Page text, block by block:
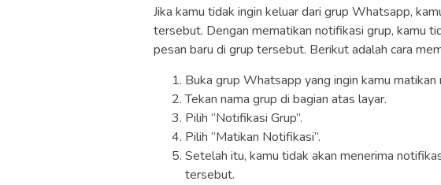
Jika kamu tidak ingin keluar dari grup Whatsapp,
tersebut. Dengan mematikan notifikasi grup, kamu
pesan baru di grup tersebut. Berikut adalah cara
Buka grup Whatsapp yang ingin kamu matikan
Tekan nama grup di bagian atas layar.
Pilih “Notifikasi Grup”.
Pilih “Matikan Notifikasi”.
Setelah itu, kamu tidak akan menerima
tersebut.